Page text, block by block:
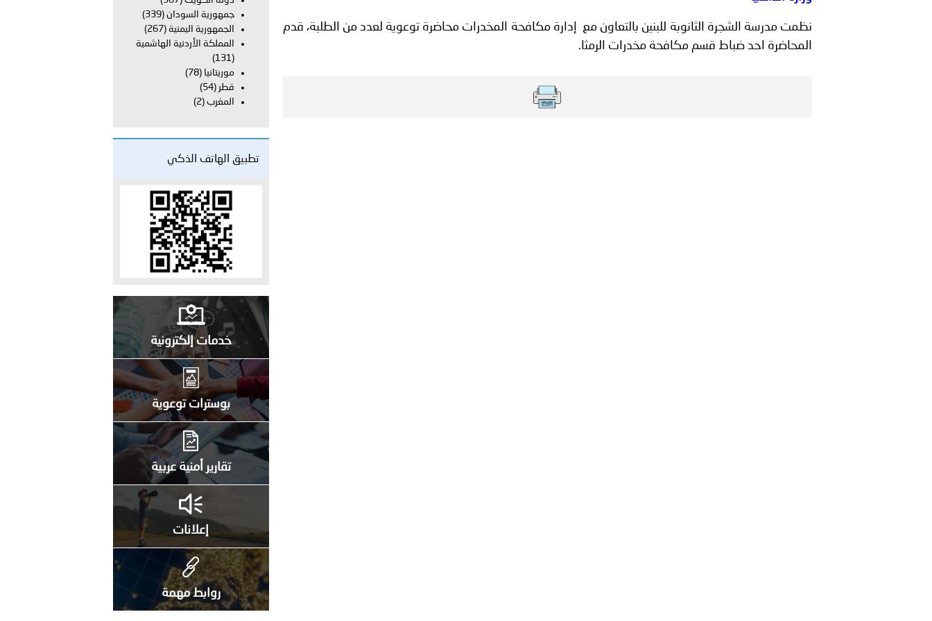
بيان صادر عن الأمانة العامة لمجلس وزراء الداخلية العرب بشأن الاعتداءات الإرهابية الحوثية على الأعيان المدنية في مدينة نـجران
بالمملكة العربية السعودية
نظمت مدرسة الشجرة الثانوبة للبنين بالتعاون مع إدارة مكافحة المخدرات محاضرة توعوية لعدد من الطلبة، قدم
المحاضرة احد ضباط قسم مكافحة مخدرات الرمثا.
جمهورية السودان (339)
الجمهورية اليمنية (267)
المملكة الأردنية الهاشمية
(131)
موريتانيا (78)
قطر (54)
المغرب (2)
تطبيق الهاتف الذكي
خدمات إلكترونية
بوسترات توعوية
تقارير أمنية عربية
إعلانات
روابط مهمة